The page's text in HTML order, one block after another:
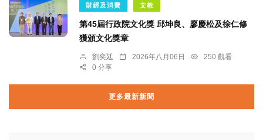
財經及消費 文教
第45屆行政院文化獎 邱坤良、廖慶松及徐仁修
獲頒文化獎章
劉奕廷 2026年八月06日
250 觀看
0 分享
更多最新新聞